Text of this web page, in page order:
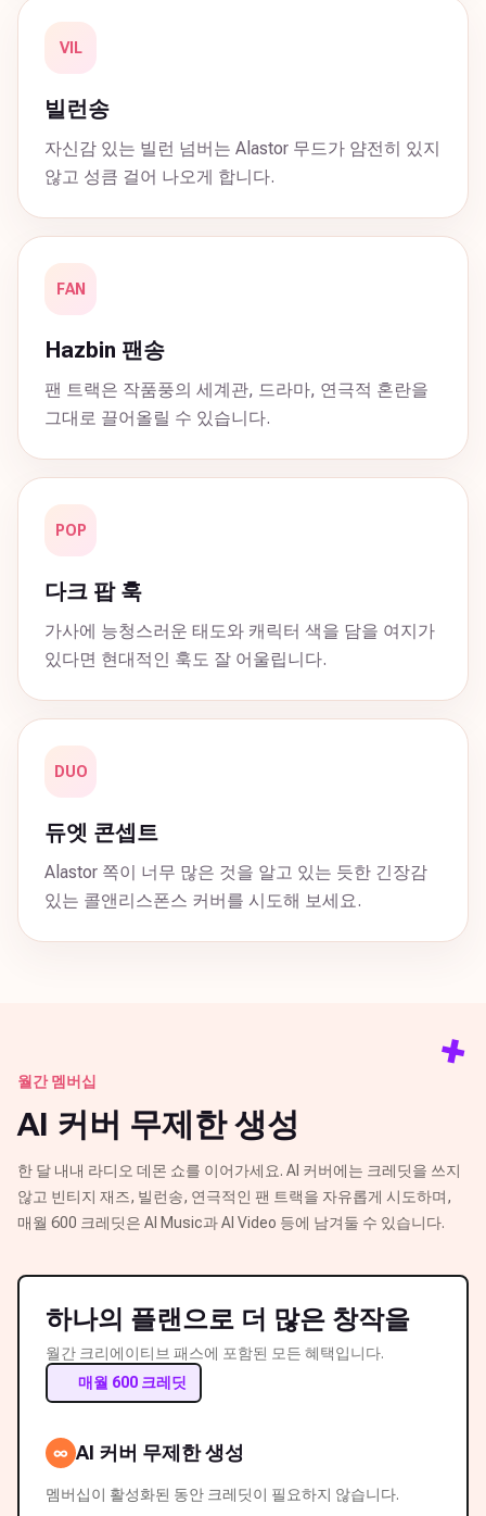
VIL
빌런송
자신감 있는 빌런 넘버는 Alastor 무드가 얌전히 있지
않고 성큼 걸어 나오게 합니다.
FAN
Hazbin 팬송
팬 트랙은 작품풍의 세계관, 드라마, 연극적 혼란을
그대로 끌어올릴 수 있습니다.
POP
다크 팝 훅
가사에 능청스러운 태도와 캐릭터 색을 담을 여지가
있다면 현대적인 훅도 잘 어울립니다.
DUO
듀엣 콘셉트
Alastor 쪽이 너무 많은 것을 알고 있는 듯한 긴장감
있는 콜앤리스폰스 커버를 시도해 보세요.
+
월간 멤버십
AI 커버 무제한 생성
한 달 내내 라디오 데몬 쇼를 이어가세요. AI 커버에는 크레딧을 쓰지
않고 빈티지 재즈, 빌런송, 연극적인 팬 트랙을 자유롭게 시도하며,
매월 600 크레딧은 AI Music과 AI Video 등에 남겨둘 수 있습니다.
하나의 플랜으로 더 많은 창작을
월간 크리에이티브 패스에 포함된 모든 혜택입니다.
매월 600 크레딧
∞ AI 커버 무제한 생성
멤버십이 활성화된 동안 크레딧이 필요하지 않습니다.